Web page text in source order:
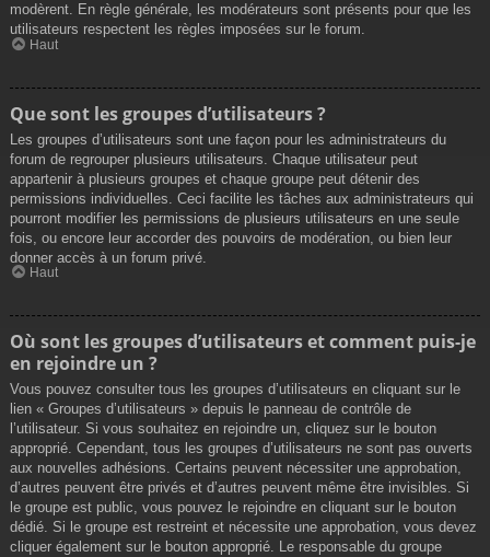
modèrent. En règle générale, les modérateurs sont présents pour que les
utilisateurs respectent les règles imposées sur le forum.
Haut
Que sont les groupes d’utilisateurs ?
Les groupes d’utilisateurs sont une façon pour les administrateurs du
forum de regrouper plusieurs utilisateurs. Chaque utilisateur peut
appartenir à plusieurs groupes et chaque groupe peut détenir des
permissions individuelles. Ceci facilite les tâches aux administrateurs qui
pourront modifier les permissions de plusieurs utilisateurs en une seule
fois, ou encore leur accorder des pouvoirs de modération, ou bien leur
donner accès à un forum privé.
Haut
Où sont les groupes d’utilisateurs et comment puis-je
en rejoindre un ?
Vous pouvez consulter tous les groupes d’utilisateurs en cliquant sur le
lien « Groupes d’utilisateurs » depuis le panneau de contrôle de
l’utilisateur. Si vous souhaitez en rejoindre un, cliquez sur le bouton
approprié. Cependant, tous les groupes d’utilisateurs ne sont pas ouverts
aux nouvelles adhésions. Certains peuvent nécessiter une approbation,
d’autres peuvent être privés et d’autres peuvent même être invisibles. Si
le groupe est public, vous pouvez le rejoindre en cliquant sur le bouton
dédié. Si le groupe est restreint et nécessite une approbation, vous devez
cliquer également sur le bouton approprié. Le responsable du groupe